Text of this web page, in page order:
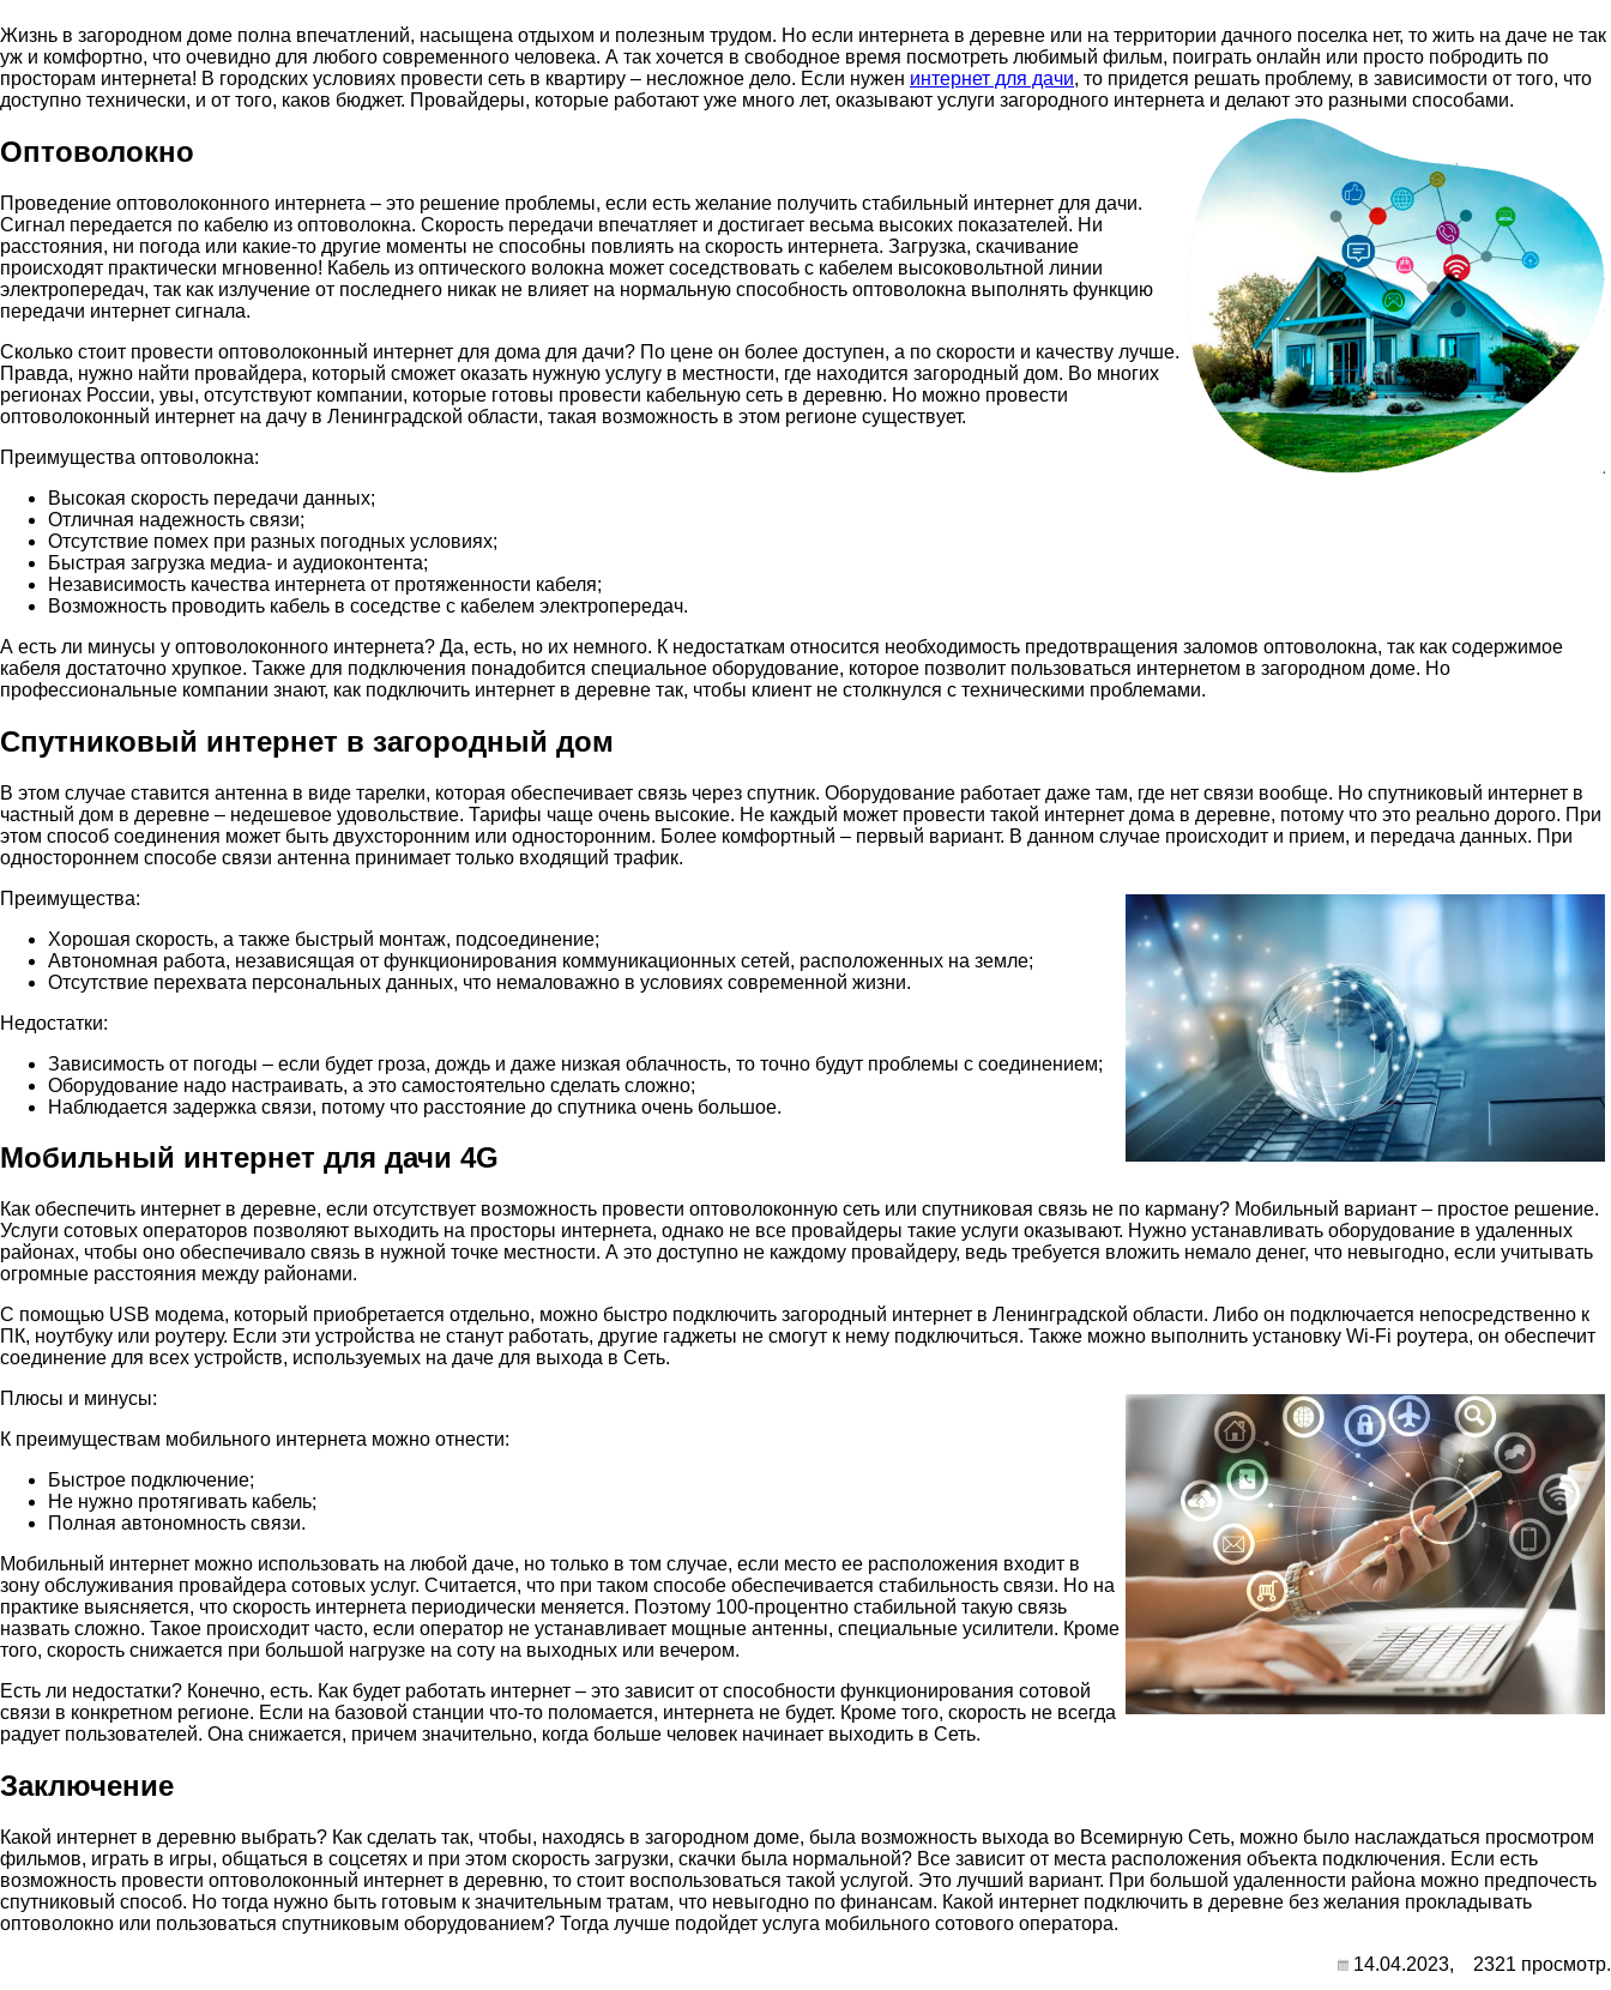
Жизнь в загородном доме полна впечатлений, насыщена отдыхом и полезным трудом. Но если интернета в деревне или на территории дачного поселка нет, то жить на даче не так
уж и комфортно, что очевидно для любого современного человека. А так хочется в свободное время посмотреть любимый фильм, поиграть онлайн или просто побродить по
просторам интернета! В городских условиях провести сеть в квартиру – несложное дело. Если нужен интернет для дачи, то придется решать проблему, в зависимости от того, что
доступно технически, и от того, каков бюджет. Провайдеры, которые работают уже много лет, оказывают услуги загородного интернета и делают это разными способами.
Оптоволокно
Проведение оптоволоконного интернета – это решение проблемы, если есть желание получить стабильный интернет для дачи.
Сигнал передается по кабелю из оптоволокна. Скорость передачи впечатляет и достигает весьма высоких показателей. Ни
расстояния, ни погода или какие-то другие моменты не способны повлиять на скорость интернета. Загрузка, скачивание
происходят практически мгновенно! Кабель из оптического волокна может соседствовать с кабелем высоковольтной линии
электропередач, так как излучение от последнего никак не влияет на нормальную способность оптоволокна выполнять функцию
передачи интернет сигнала.
Сколько стоит провести оптоволоконный интернет для дома для дачи? По цене он более доступен, а по скорости и качеству лучше.
Правда, нужно найти провайдера, который сможет оказать нужную услугу в местности, где находится загородный дом. Во многих
регионах России, увы, отсутствуют компании, которые готовы провести кабельную сеть в деревню. Но можно провести
оптоволоконный интернет на дачу в Ленинградской области, такая возможность в этом регионе существует.
Преимущества оптоволокна:
Высокая скорость передачи данных;
Отличная надежность связи;
Отсутствие помех при разных погодных условиях;
Быстрая загрузка медиа- и аудиоконтента;
Независимость качества интернета от протяженности кабеля;
Возможность проводить кабель в соседстве с кабелем электропередач.
А есть ли минусы у оптоволоконного интернета? Да, есть, но их немного. К недостаткам относится необходимость предотвращения заломов оптоволокна, так как содержимое
кабеля достаточно хрупкое. Также для подключения понадобится специальное оборудование, которое позволит пользоваться интернетом в загородном доме. Но
профессиональные компании знают, как подключить интернет в деревне так, чтобы клиент не столкнулся с техническими проблемами.
Спутниковый интернет в загородный дом
В этом случае ставится антенна в виде тарелки, которая обеспечивает связь через спутник. Оборудование работает даже там, где нет связи вообще. Но спутниковый интернет в
частный дом в деревне – недешевое удовольствие. Тарифы чаще очень высокие. Не каждый может провести такой интернет дома в деревне, потому что это реально дорого. При
этом способ соединения может быть двухсторонним или односторонним. Более комфортный – первый вариант. В данном случае происходит и прием, и передача данных. При
одностороннем способе связи антенна принимает только входящий трафик.
Преимущества:
Хорошая скорость, а также быстрый монтаж, подсоединение;
Автономная работа, независящая от функционирования коммуникационных сетей, расположенных на земле;
Отсутствие перехвата персональных данных, что немаловажно в условиях современной жизни.
Недостатки:
Зависимость от погоды – если будет гроза, дождь и даже низкая облачность, то точно будут проблемы с соединением;
Оборудование надо настраивать, а это самостоятельно сделать сложно;
Наблюдается задержка связи, потому что расстояние до спутника очень большое.
Мобильный интернет для дачи 4G
Как обеспечить интернет в деревне, если отсутствует возможность провести оптоволоконную сеть или спутниковая связь не по карману? Мобильный вариант – простое решение.
Услуги сотовых операторов позволяют выходить на просторы интернета, однако не все провайдеры такие услуги оказывают. Нужно устанавливать оборудование в удаленных
районах, чтобы оно обеспечивало связь в нужной точке местности. А это доступно не каждому провайдеру, ведь требуется вложить немало денег, что невыгодно, если учитывать
огромные расстояния между районами.
С помощью USB модема, который приобретается отдельно, можно быстро подключить загородный интернет в Ленинградской области. Либо он подключается непосредственно к
ПК, ноутбуку или роутеру. Если эти устройства не станут работать, другие гаджеты не смогут к нему подключиться. Также можно выполнить установку Wi-Fi роутера, он обеспечит
соединение для всех устройств, используемых на даче для выхода в Сеть.
Плюсы и минусы:
К преимуществам мобильного интернета можно отнести:
Быстрое подключение;
Не нужно протягивать кабель;
Полная автономность связи.
Мобильный интернет можно использовать на любой даче, но только в том случае, если место ее расположения входит в
зону обслуживания провайдера сотовых услуг. Считается, что при таком способе обеспечивается стабильность связи. Но на
практике выясняется, что скорость интернета периодически меняется. Поэтому 100-процентно стабильной такую связь
назвать сложно. Такое происходит часто, если оператор не устанавливает мощные антенны, специальные усилители. Кроме
того, скорость снижается при большой нагрузке на соту на выходных или вечером.
Есть ли недостатки? Конечно, есть. Как будет работать интернет – это зависит от способности функционирования сотовой
связи в конкретном регионе. Если на базовой станции что-то поломается, интернета не будет. Кроме того, скорость не всегда
радует пользователей. Она снижается, причем значительно, когда больше человек начинает выходить в Сеть.
Заключение
Какой интернет в деревню выбрать? Как сделать так, чтобы, находясь в загородном доме, была возможность выхода во Всемирную Сеть, можно было наслаждаться просмотром
фильмов, играть в игры, общаться в соцсетях и при этом скорость загрузки, скачки была нормальной? Все зависит от места расположения объекта подключения. Если есть
возможность провести оптоволоконный интернет в деревню, то стоит воспользоваться такой услугой. Это лучший вариант. При большой удаленности района можно предпочесть
спутниковый способ. Но тогда нужно быть готовым к значительным тратам, что невыгодно по финансам. Какой интернет подключить в деревне без желания прокладывать
оптоволокно или пользоваться спутниковым оборудованием? Тогда лучше подойдет услуга мобильного сотового оператора.
14.04.2023,
2321 просмотр.